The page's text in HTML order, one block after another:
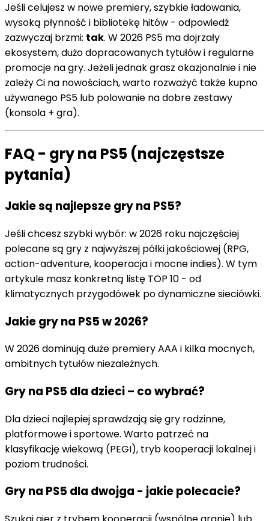
Jeśli celujesz w nowe premiery, szybkie ładowania,
wysoką płynność i bibliotekę hitów - odpowiedź
zazwyczaj brzmi: tak. W 2026 PS5 ma dojrzały
ekosystem, dużo dopracowanych tytułów i regularne
promocje na gry. Jeżeli jednak grasz okazjonalnie i nie
zależy Ci na nowościach, warto rozważyć także kupno
używanego PS5 lub polowanie na dobre zestawy
(konsola + gra).
FAQ - gry na PS5 (najczęstsze
pytania)
Jakie są najlepsze gry na PS5?
Jeśli chcesz szybki wybór: w 2026 roku najczęściej
polecane są gry z najwyższej półki jakościowej (RPG,
action-adventure, kooperacja i mocne indies). W tym
artykule masz konkretną listę TOP 10 - od
klimatycznych przygodówek po dynamiczne sieciówki.
Jakie gry na PS5 w 2026?
W 2026 dominują duże premiery AAA i kilka mocnych,
ambitnych tytułów niezależnych.
Gry na PS5 dla dzieci – co wybrać?
Dla dzieci najlepiej sprawdzają się gry rodzinne,
platformowe i sportowe. Warto patrzeć na
klasyfikację wiekową (PEGI), tryb kooperacji lokalnej i
poziom trudności.
Gry na PS5 dla dwojga - jakie polecacie?